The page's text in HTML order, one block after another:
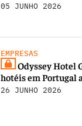
05 JUNHO 2026
EMPRESAS
Odyssey Hotel
hotéis em Portugal
26 JUNHO 2026